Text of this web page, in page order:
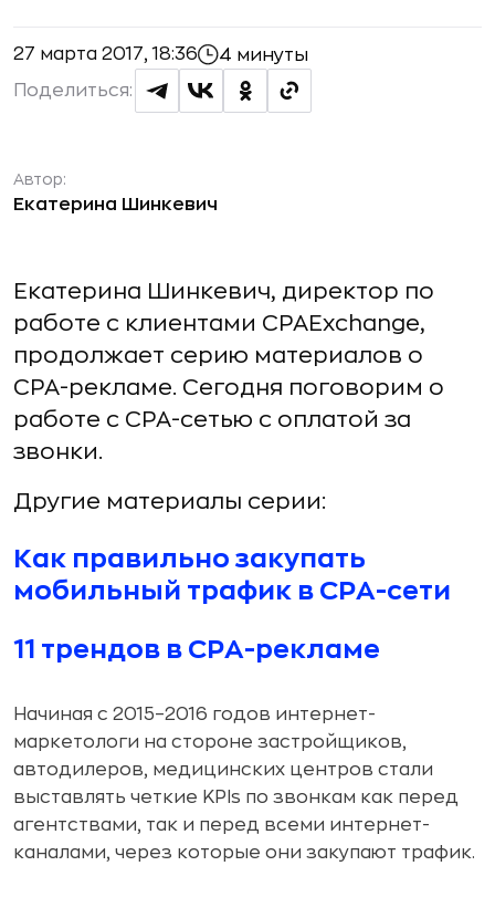
27 марта 2017, 18:36 4 минуты
Поделиться:
Автор:
Екатерина Шинкевич
Екатерина Шинкевич, директор по
работе с клиентами CPAExchange,
продолжает серию материалов о
CPA-рекламе. Сегодня поговорим о
работе с СРА-сетью с оплатой за
звонки.
Другие материалы серии:
Как правильно закупать
мобильный трафик в СРА-сети
11 трендов в СРА-рекламе
Начиная с 2015–2016 годов интернет-
маркетологи на стороне застройщиков,
автодилеров, медицинских центров стали
выставлять четкие KPIs по звонкам как перед
агентствами, так и перед всеми интернет-
каналами, через которые они закупают трафик.